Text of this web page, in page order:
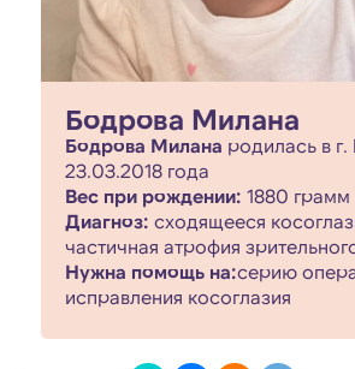
Бодрова Милана
Бодрова Милана родилась в
23.03.2018 года
Вес при рождении: 1880 грамм
Диагноз: сходящееся
частичная атрофия
Нужна помощь на:серию
исправления косоглазия